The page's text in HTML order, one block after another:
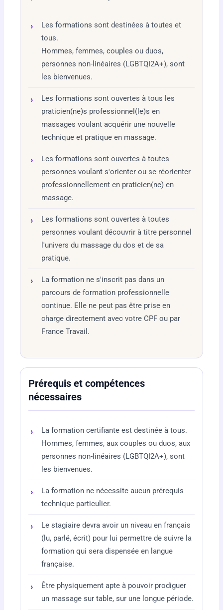
Les formations sont destinées à toutes et
tous.
Hommes, femmes, couples ou duos,
personnes non-linéaires (LGBTQI2A+), sont
les bienvenues.
Les formations sont ouvertes à tous les
praticien(ne)s professionnel(le)s en
massages voulant acquérir une nouvelle
technique et pratique en massage.
Les formations sont ouvertes à toutes
personnes voulant s'orienter ou se réorienter
professionnellement en praticien(ne) en
massage.
Les formations sont ouvertes à toutes
personnes voulant découvrir à titre personnel
l'univers du massage du dos et de sa
pratique.
La formation ne s'inscrit pas dans un
parcours de formation professionnelle
continue. Elle ne peut pas être prise en
charge directement avec votre CPF ou par
France Travail.
Prérequis et compétences
nécessaires
La formation certifiante est destinée à tous.
Hommes, femmes, aux couples ou duos, aux
personnes non-linéaires (LGBTQI2A+), sont
les bienvenues.
La formation ne nécessite aucun prérequis
technique particulier.
Le stagiaire devra avoir un niveau en français
(lu, parlé, écrit) pour lui permettre de suivre la
formation qui sera dispensée en langue
française.
Être physiquement apte à pouvoir prodiguer
un massage sur table, sur une longue période.